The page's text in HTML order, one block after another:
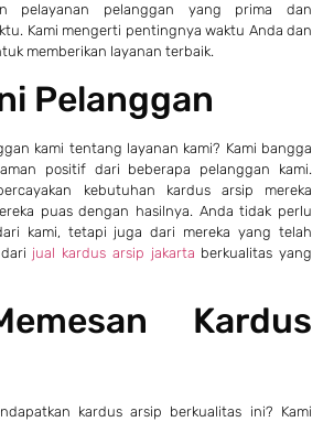
pelayanan pelanggan yang prima dan
Kami mengerti pentingnya waktu Anda dan
memberikan layanan terbaik.
Pelanggan
kami tentang layanan kami? Kami bangga
positif dari beberapa pelanggan kami.
kebutuhan kardus arsip mereka
puas dengan hasilnya. Anda tidak perlu
kami, tetapi juga dari mereka yang telah
jual kardus arsip jakarta berkualitas yang
Kardus
kardus arsip berkualitas ini? Kami